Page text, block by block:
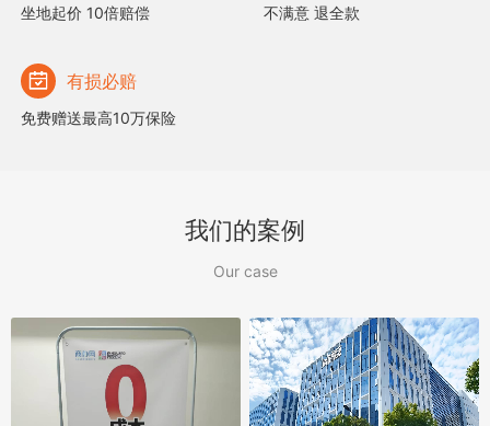
坐地起价 10倍赔偿 不满意 退全款
有损必赔
免费赠送最高10万保险
我们的案例
Our case